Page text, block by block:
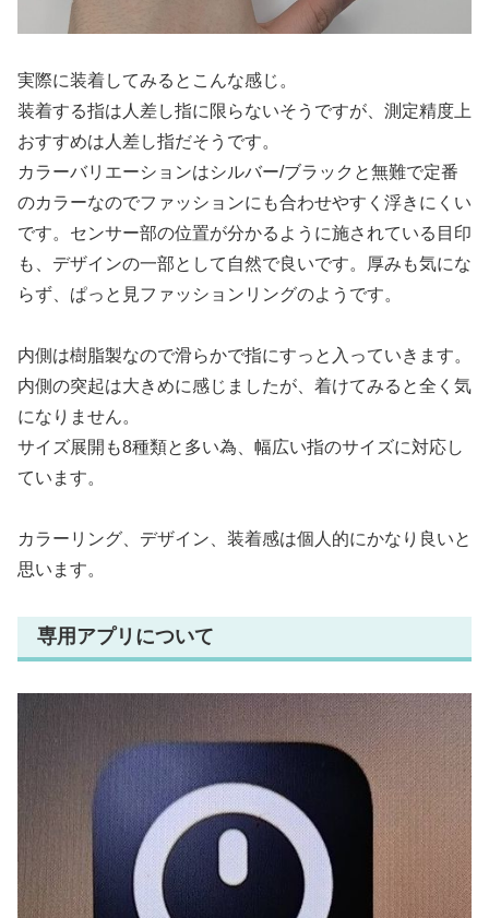
実際に装着してみるとこんな感じ。
装着する指は人差し指に限らないそうですが、測定精度上
おすすめは人差し指だそうです。
カラーバリエーションはシルバー/ブラックと無難で定番
のカラーなのでファッションにも合わせやすく浮きにくい
です。センサー部の位置が分かるように施されている目印
も、デザインの一部として自然で良いです。厚みも気にな
らず、ぱっと見ファッションリングのようです。
内側は樹脂製なので滑らかで指にすっと入っていきます。
内側の突起は大きめに感じましたが、着けてみると全く気
になりません。
サイズ展開も8種類と多い為、幅広い指のサイズに対応し
ています。
カラーリング、デザイン、装着感は個人的にかなり良いと
思います。
専用アプリについて